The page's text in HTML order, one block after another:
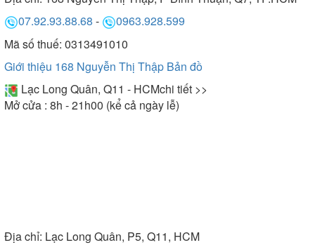
07.92.93.88.68 -
0963.928.599
Mã số thuế: 0313491010
Giới thiệu 168 Nguyễn Thị Thập Bản đồ
Lạc Long Quân, Q11 - HCMchi tiết >>
Mở cửa : 8h - 21h00 (kể cả ngày lễ)
Địa chỉ: Lạc Long Quân, P5, Q11, HCM